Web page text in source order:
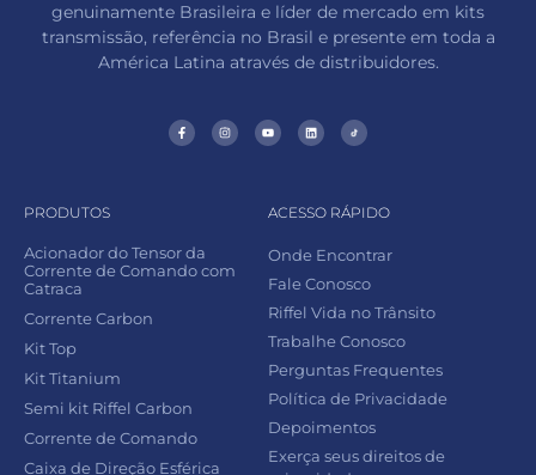
genuinamente Brasileira e líder de mercado em kits
transmissão, referência no Brasil e presente em toda a
América Latina através de distribuidores.
PRODUTOS
Acionador do Tensor da
Corrente de Comando com
Catraca
Corrente Carbon
Kit Top
Kit Titanium
Semi kit Riffel Carbon
Corrente de Comando
Caixa de Direção Esférica
ACESSO RÁPIDO
Onde Encontrar
Fale Conosco
Riffel Vida no Trânsito
Trabalhe Conosco
Perguntas Frequentes
Política de Privacidade
Depoimentos
Exerça seus direitos de